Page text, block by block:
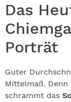
Das
Porträt
Guter
Mittelmaß. Denn
schrammt das